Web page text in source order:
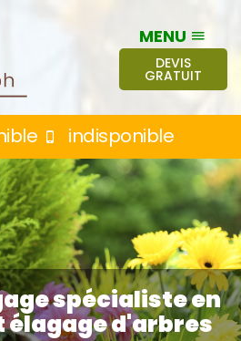
MENU
DEVIS
GRATUIT
indisponible
spécialiste en
d'arbres